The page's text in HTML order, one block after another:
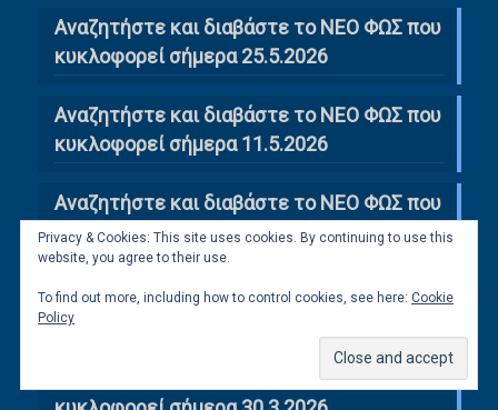
Αναζητήστε και διαβάστε το ΝΕΟ ΦΩΣ που
κυκλοφορεί σήμερα 25.5.2026
Αναζητήστε και διαβάστε το ΝΕΟ ΦΩΣ που
κυκλοφορεί σήμερα 11.5.2026
Αναζητήστε και διαβάστε το ΝΕΟ ΦΩΣ που
κυκλοφορεί σήμερα 27.4.2026
Αναζητήστε και διαβάστε το ΝΕΟ ΦΩΣ που
κυκλοφορεί
Αναζητήστε και διαβάστε το ΝΕΟ ΦΩΣ που
Privacy & Cookies: This site uses cookies. By continuing to use this
website, you agree to their use.
To find out more, including how to control cookies, see here: Cookie
Policy